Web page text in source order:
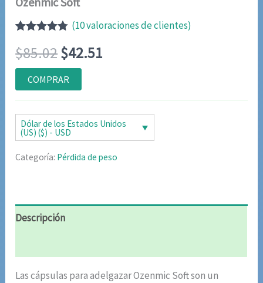
con4.67de
5 en base
a
valoraciones
de
clientes
(10valoraciones de clientes)
$85.02El
precio
original
era:
$85.02.
$42.51
actual
es:
$42.51.
COMPRAR
Dólar de los Estados Unidos
(US) ($) - USD
Categoría: Pérdida de peso
Descripción
Las cápsulas para adelgazar Ozenmic Soft son un